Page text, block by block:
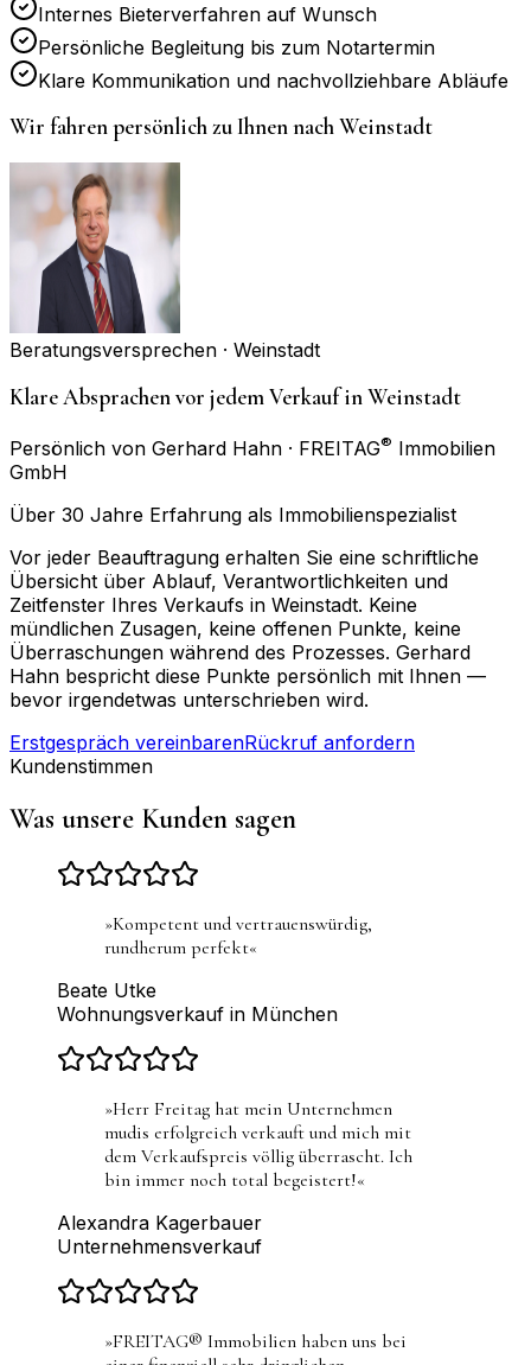
Internes Bieterverfahren auf Wunsch
Persönliche Begleitung bis zum Notartermin
Klare Kommunikation und nachvollziehbare Abläufe
Wir fahren persönlich zu Ihnen nachWeinstadt
Beratungsversprechen · Weinstadt
Klare Absprachen vor jedem Verkauf in Weinstadt
Persönlich von Gerhard Hahn · FREITAG® Immobilien
GmbH
Über 30 Jahre Erfahrung als Immobilienspezialist
Vor jeder Beauftragung erhalten Sie eine schriftliche
Übersicht über Ablauf, Verantwortlichkeiten und
Zeitfenster Ihres Verkaufs in Weinstadt. Keine
mündlichen Zusagen, keine offenen Punkte, keine
Überraschungen während des Prozesses. Gerhard
Hahn bespricht diese Punkte persönlich mit Ihnen —
bevor irgendetwas unterschrieben wird.
Erstgespräch vereinbarenRückruf anfordern
Kundenstimmen
Was unsere Kunden sagen
»Kompetent und vertrauenswürdig,
rundherum perfekt«
Beate Utke
Wohnungsverkauf in München
»Herr Freitag hat mein Unternehmen
mudis erfolgreich verkauft und mich mit
dem Verkaufspreis völlig überrascht. Ich
bin immer noch total begeistert!«
Alexandra Kagerbauer
Unternehmensverkauf
»FREITAG® Immobilien haben uns bei